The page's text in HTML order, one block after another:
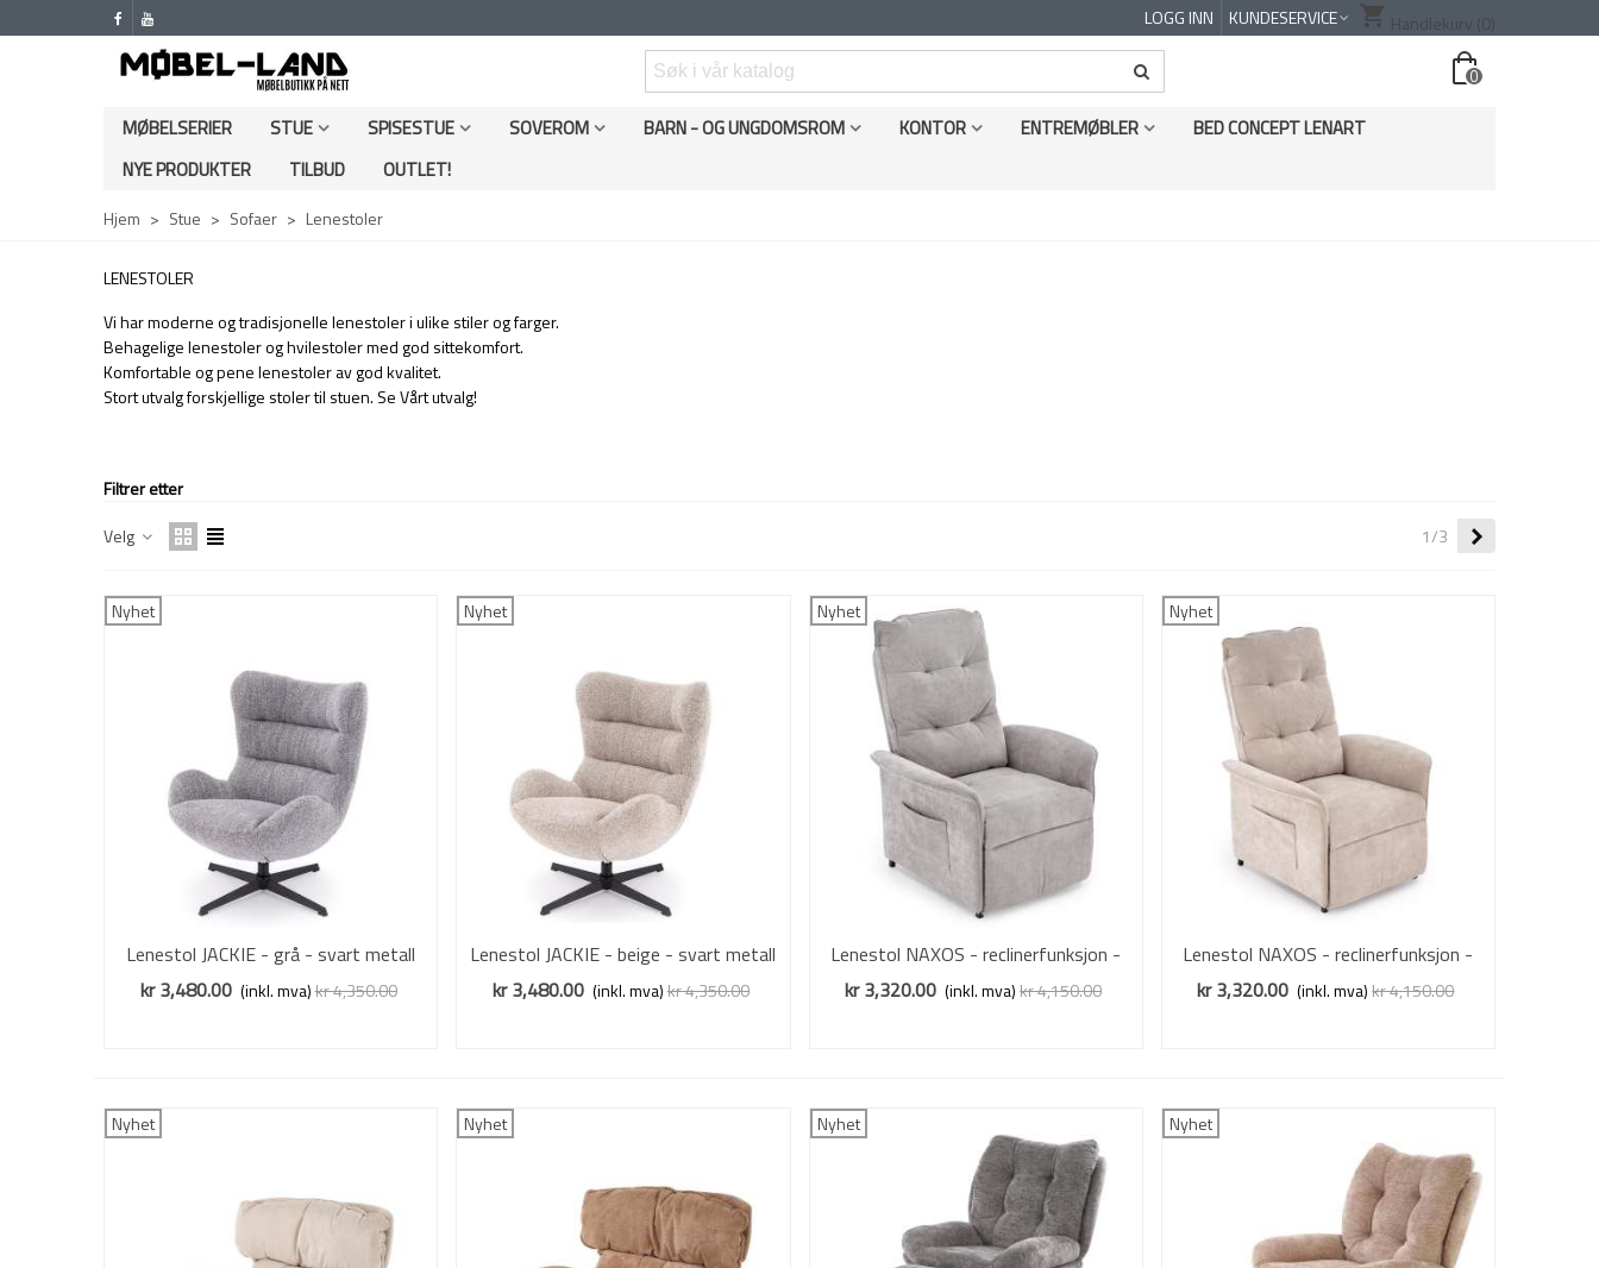
LOGG INN KUNDESERVICE shopping_cart Handlekurv (0)
0
MØBELSERIER STUE SPISESTUE SOVEROM BARN - OG UNGDOMSROM KONTOR ENTREMØBLER
BED CONCEPT LENART
NYE PRODUKTER
TILBUD OUTLET!
Hjem > Stue > Sofaer > Lenestoler
LENESTOLER
Vi har moderne og tradisjonelle lenestoler i ulike stiler og farger.
Behagelige lenestoler og hvilestoler med god sittekomfort.
Komfortable og penelenestoler av god kvalitet.
Stort utvalg forskjellige stoler til stuen. Se Vårt utvalg!
Filtrer etter
Velg
1/3
Nyhet
Vis mer
Lenestol JACKIE - grå - svart metall
ben
kr 3,480.00 (inkl. mva)kr 4,350.00
Nyhet
Vis mer
Lenestol JACKIE - beige - svart metall
ben
kr 3,480.00 (inkl. mva)kr 4,350.00
Nyhet
Vis mer
Lenestol NAXOS - reclinerfunksjon -
grå stoff
kr 3,320.00 (inkl. mva)kr 4,150.00
Nyhet
Vis mer
Lenestol NAXOS - reclinerfunksjon -
beige stoff
kr 3,320.00 (inkl. mva) kr 4,150.00
Nyhet Nyhet Nyhet Nyhet